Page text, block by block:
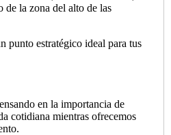
de la zona del alto de las
punto estratégico ideal para tus
en la importancia de
cotidiana mientras ofrecemos